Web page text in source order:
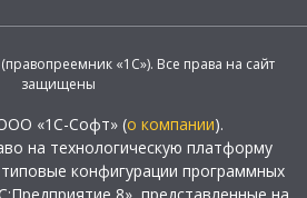
«1С»). Все права на сайт
защищены
«1С-Софт» (о компании).
на технологическую платформу
конфигурации программных